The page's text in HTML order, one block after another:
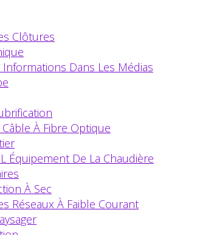
Clôtures
Dans Les Médias
À Fibre Optique
Équipement De La Chaudière
À Sec
Réseaux À Faible Courant